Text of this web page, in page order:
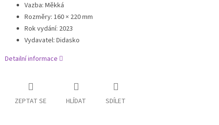
Vazba: Měkká
Rozměry: 160 × 220 mm
Rok vydání: 2023
Vydavatel: Didasko
Detailní informace
ZEPTAT SE HLÍDAT SDÍLET